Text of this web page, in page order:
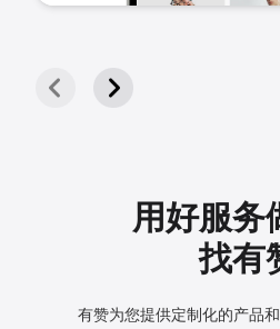
用好服务
找有
有赞为您提供定制化的产品